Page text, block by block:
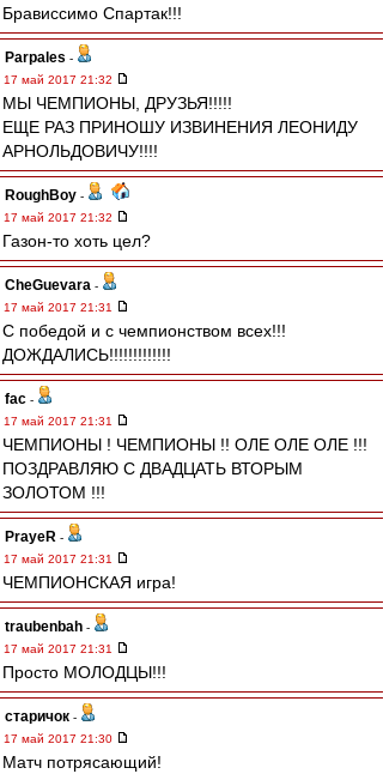
Брависсимо Спартак!!!
Parpales -
17 май 2017 21:32
МЫ ЧЕМПИОНЫ, ДРУЗЬЯ!!!!!
ЕЩЕ РАЗ ПРИНОШУ ИЗВИНЕНИЯ ЛЕОНИДУ
АРНОЛЬДОВИЧУ!!!!
RoughBoy -
17 май 2017 21:32
Газон-то хоть цел?
CheGuevara -
17 май 2017 21:31
С победой и с чемпионством всех!!!
ДОЖДАЛИСЬ!!!!!!!!!!!!!
fac -
17 май 2017 21:31
ЧЕМПИОНЫ ! ЧЕМПИОНЫ !! ОЛЕ ОЛЕ ОЛЕ !!!
ПОЗДРАВЛЯЮ С ДВАДЦАТЬ ВТОРЫМ
ЗОЛОТОМ !!!
PrayeR -
17 май 2017 21:31
ЧЕМПИОНСКАЯ игра!
traubenbah -
17 май 2017 21:31
Просто МОЛОДЦЫ!!!
старичок -
17 май 2017 21:30
Матч потрясающий!